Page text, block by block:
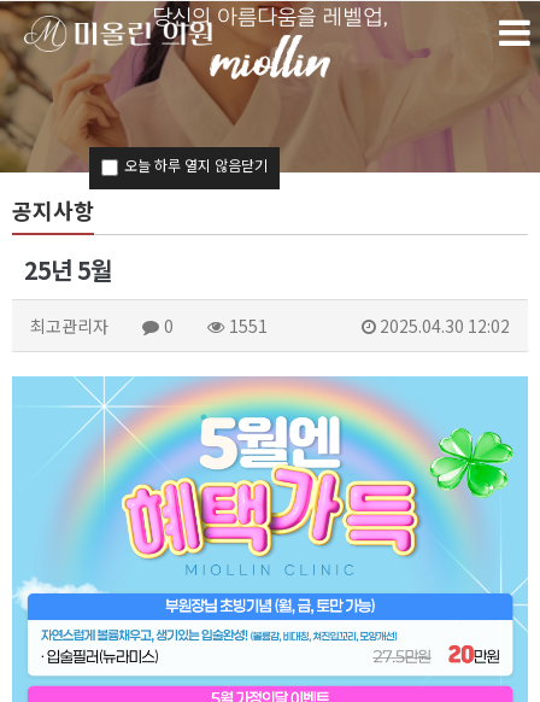
왜, 미올린인가?
프리미엄 레이저
미올린 시그니처
약속합니다
공지사항
오시는길
당신의 아름다움을 레벨업,
공지사항
25년 5월
최고관리자 0 1551 2025.04.30 12:02
오늘 하루 열지 않음닫기